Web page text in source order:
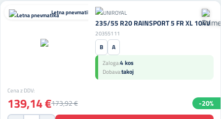
Letna pnevmatika
235/55 R20 RAINSPORT 5 FR XL 104V
20355111
B A
Zaloga:4 kos
Dobava:takoj
Cena z DDV:
139,14 €173,92 € -20%